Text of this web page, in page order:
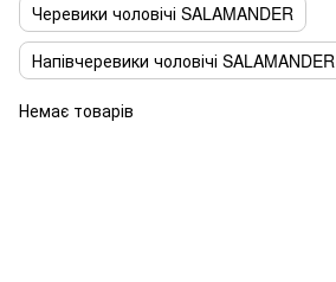
Черевики чоловічі SALAMANDER
Напівчеревики чоловічі SALAMANDER
Немає товарів